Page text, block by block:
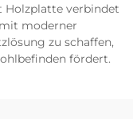
Holzplatte verbindet
moderner
zu schaffen,
fördert.